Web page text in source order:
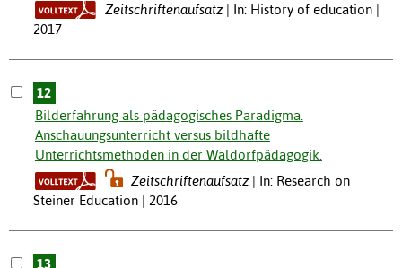
Zeitschriftenaufsatz
In: History of education |
2017
12
Bilderfahrung als pädagogisches Paradigma.
Anschauungsunterricht versus bildhafte
Unterrichtsmethoden in der Waldorfpädagogik.
Zeitschriftenaufsatz
In: Research on
Steiner Education | 2016
13